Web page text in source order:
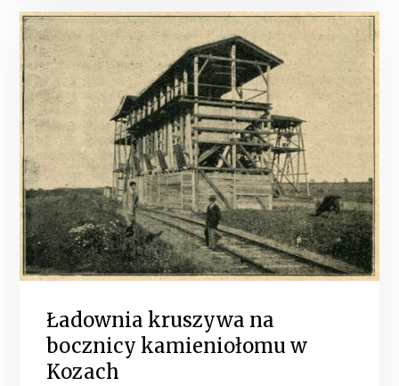
Ładownia kruszywa na
bocznicy kamieniołomu w
Kozach